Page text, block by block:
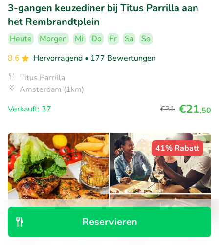
Reservieren
3-gangen keuzediner bij Titus Parrilla aan
het Rembrandtplein
Heute Morgen Mi Do Fr Sa
So
8.6
Hervorragend • 177 Bewertungen
Titus Parrilla
Amsterdam (1km)
Verkauft: 37
€31 €21,50
41% Rabatt